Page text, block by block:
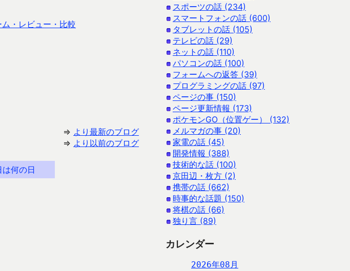
・レビュー・比較
⇒ より最新のブログ
⇒ より以前のブログ
は何の日
スポーツの話 (234)
スマートフォンの話 (600)
タブレットの話 (105)
テレビの話 (29)
ネットの話 (110)
パソコンの話 (100)
フォームへの返答 (39)
プログラミングの話 (97)
ページの事 (150)
ページ更新情報 (173)
ポケモンGO（位置ゲー） (132)
メルマガの事 (20)
家電の話 (45)
開発情報 (388)
技術的な話 (100)
京田辺・枚方 (2)
携帯の話 (662)
時事的な話題 (150)
将棋の話 (66)
独り言 (89)
カレンダー
2026年08月